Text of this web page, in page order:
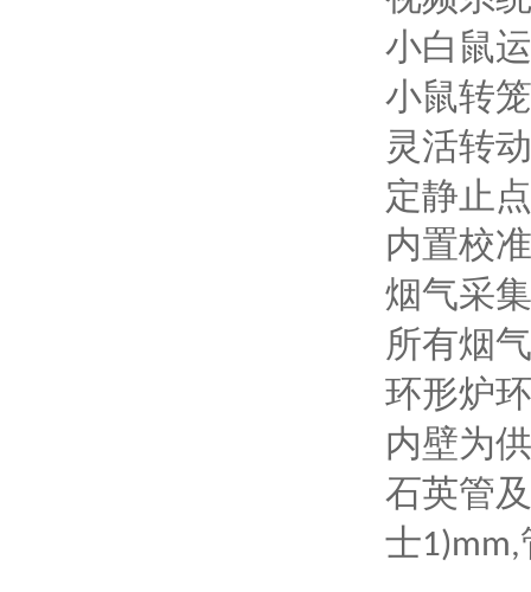
小白鼠
小鼠转
灵活转动
定静止
内置校
烟气采
所有烟
环形炉
内壁为
石英管
士1)mm,